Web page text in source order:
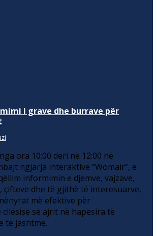
i grave dhe burrave për
ora 10:00 deri në 12:00 në
ngjarja interaktive “Womair”, e
informimin e djemve, vajzave,
çifteve dhe të gjithë të interesuarve,
më efektive për
së ajrit në hapësira të
të jashtme.